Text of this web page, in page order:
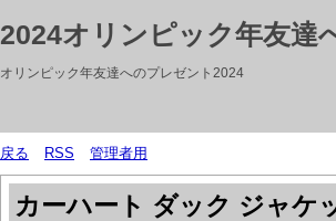
2024オリンピック年友達
オリンピック年友達へのプレゼント2024
戻る RSS 管理者用
カーハート ダック ジャケ